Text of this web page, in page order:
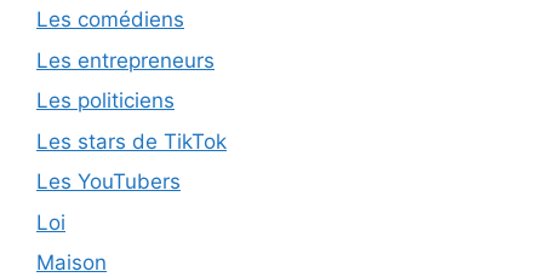
Les comédiens
Les entrepreneurs
Les politiciens
Les stars de TikTok
Les YouTubers
Loi
Maison